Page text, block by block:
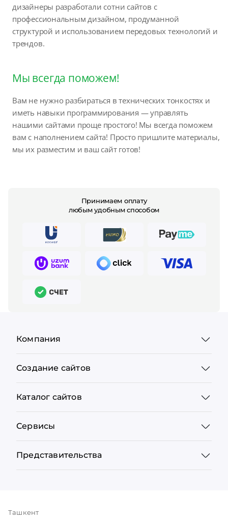
дизайнеры разработали сотни сайтов с
профессиональным дизайном, продуманной
структурой и использованием передовых технологий и
трендов.
Мы всегда поможем!
Вам не нужно разбираться в технических тонкостях и
иметь навыки программирования — управлять
нашими сайтами проще простого! Мы всегда поможем
вам с наполнением сайта! Просто пришлите материалы,
мы их разместим и ваш сайт готов!
Принимаем оплату
любым удобным способом
Компания
Создание сайтов
Каталог сайтов
Сервисы
Представительства
Ташкент